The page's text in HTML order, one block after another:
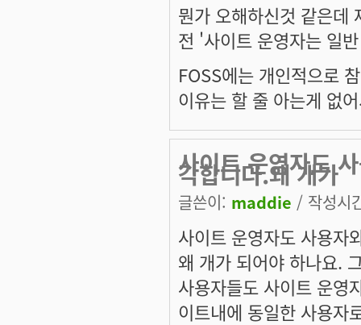
뭔가 오해하신것 같은데
전 '사이트 운영자는 일
FOSS에는 개인적으로
이유는 할 줄 아는게 없
사이트 운영자도
각합니다.왜 개가
글쓴이: maddie / 작성시
사이트 운영자도 사용자
왜 개가 되어야 하나요.
사용자들도 사이트 운영
이트내에 동일한 사용자